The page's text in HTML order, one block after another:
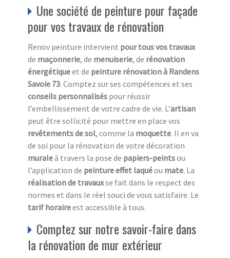
Une société de peinture pour façade
pour vos travaux de rénovation
Renov peinture intervient pour tous vos travaux
de maçonnerie, de menuiserie, de rénovation
énergétiqueet de peinture rénovation à Randens
Savoie 73. Comptez sur ses compétences et ses
conseils personnalisés pour réussir
l’embellissement de votre cadre de vie. L’artisan
peut être sollicité pour mettre en place vos
revêtements de sol, comme la moquette. Il en va
de soi pour la rénovation de votre décoration
muraleà travers la pose de papiers-peintsou
l’application de peinture effet laquéou mate. La
réalisation de travauxse fait dans le respect des
normes et dans le réel souci de vous satisfaire. Le
tarif horaireest accessible à tous.
Comptez sur notre savoir-faire dans
la rénovation de mur extérieur